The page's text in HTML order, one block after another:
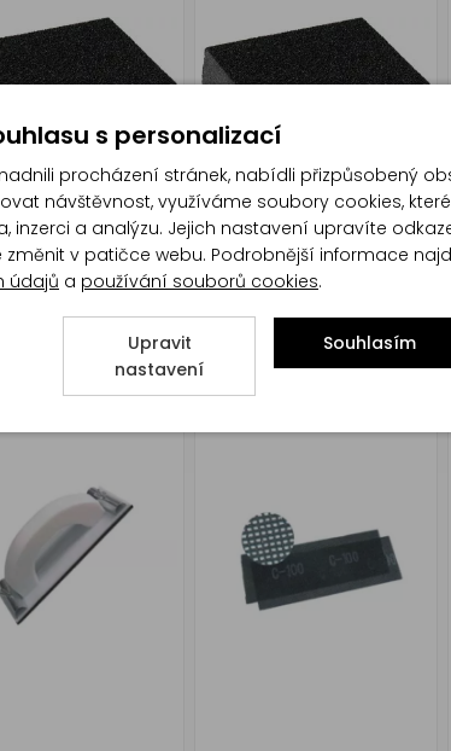
brusná houbička,
rozměry 100 x
mm, zrnitost 180
Spokar brusná houbička,
4stranná, rozměry 100 x
70 x 27 mm, zrnitost 100
s personalizací
procházení stránek, nabídli přizpůsobený
návštěvnost, využíváme soubory cookies,
inzerci a analýzu. Jejich nastavení upravíte
změnit v patičce webu. Podrobnější informace
údajů a používání souborů cookies.
Upravit
nastavení
Souhlasím